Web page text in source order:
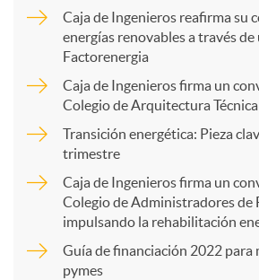
r
Caja de Ingenieros reafirma su
energías renovables a través de
Factorenergia
Caja de Ingenieros firma un
Colegio de Arquitectura
Transición energética: Pieza
trimestre
Caja de Ingenieros firma un
Colegio de Administradores de
impulsando la rehabilitación
Guía de financiación 2022 para
pymes